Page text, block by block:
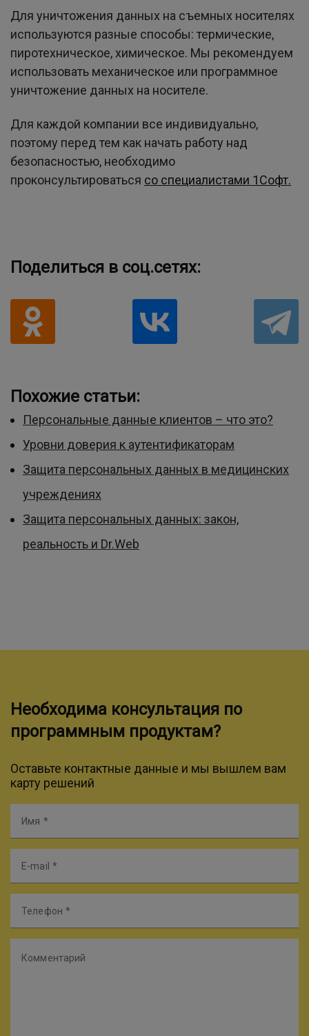
Для уничтожения данных на съемных носителях
используются разные способы: термические,
пиротехническое, химическое. Мы рекомендуем
использовать механическое или программное
уничтожение данных на носителе.
Для каждой компании все индивидуально,
поэтому перед тем как начать работу над
безопасностью, необходимо
проконсультироваться со специалистами 1Софт.
Поделиться в соц.сетях:
Похожие статьи:
Персональные данные клиентов – что это?
Уровни доверия к аутентификаторам
Защита персональных данных в медицинских
учреждениях
Защита персональных данных: закон,
реальность и Dr.Web
Необходима консультация по
программным продуктам?
Оставьте контактные данные и мы вышлем вам
карту решений
Имя
E-mail
Телефон
Комментарий